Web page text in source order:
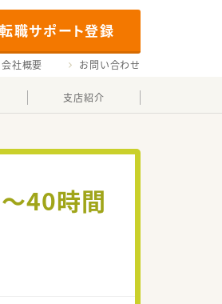
転職サポート登録
会社概要 お問い合わせ
支店紹介
～40時間